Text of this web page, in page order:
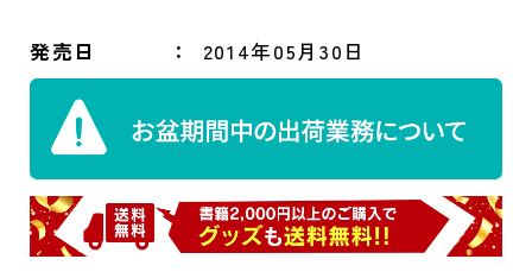
発売日 2014年05月30日